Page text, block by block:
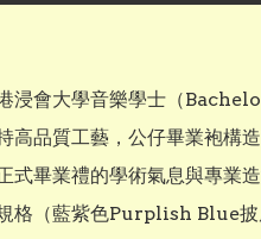
浸會大學音樂學士（
高品質工藝，公仔畢業袍構
式畢業禮的學術氣息與專業
格（藍紫色Purplish Blue披